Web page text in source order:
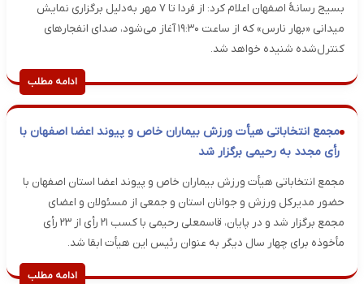
بسیج رسانهٔ اصفهان اعلام کرد: از فردا تا ۷ مهر به‌دلیل برگزاری نمایش
میدانی «بهار نارس» که از ساعت ۱۹:۳۰ آغاز می‌شود، صدای انفجارهای
کنترل‌شده شنیده خواهد شد.
ادامه مطلب
مجمع انتخاباتی هیأت ورزش بیماران خاص و پیوند اعضا اصفهان با
رأی مجدد به رحیمی برگزار شد
مجمع انتخاباتی هیأت ورزش بیماران خاص و پیوند اعضا استان اصفهان با
حضور مدیرکل ورزش و جوانان استان و جمعی از مسئولان و اعضای
مجمع برگزار شد و در پایان، قاسمعلی رحیمی با کسب ۲۱ رأی از ۲۳ رأی
مأخوذه برای چهار سال دیگر به عنوان رئیس این هیأت ابقا شد.
ادامه مطلب